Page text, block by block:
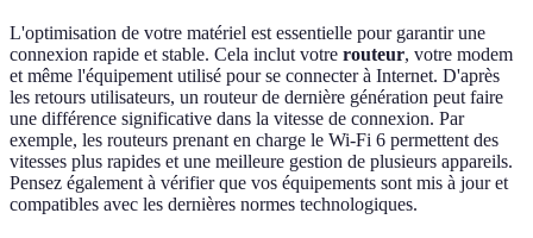
L'optimisation de votre matériel est essentielle pour garantir une
connexion rapide et stable. Cela inclut votre routeur, votre modem
et même l'équipement utilisé pour se connecter à Internet. D'après
les retours utilisateurs, un routeur de dernière génération peut faire
une différence significative dans la vitesse de connexion. Par
exemple, les routeurs prenant en charge le Wi-Fi 6 permettent des
vitesses plus rapides et une meilleure gestion de plusieurs appareils.
Pensez également à vérifier que vos équipements sont mis à jour et
compatibles avec les dernières normes technologiques.